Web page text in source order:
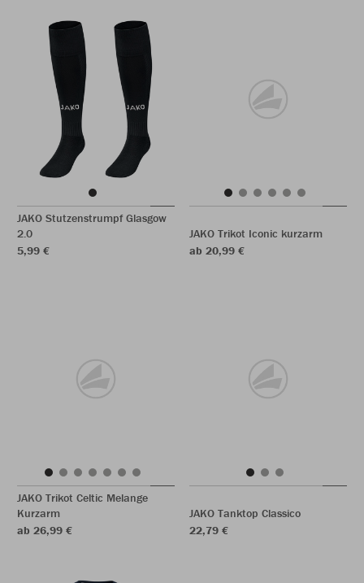
JAKO Stutzenstrumpf Glasgow
2.0
5,99 €
JAKO Trikot Iconic kurzarm
ab 20,99 €
JAKO Trikot Celtic Melange
Kurzarm
ab 26,99 €
JAKO Tanktop Classico
22,79 €